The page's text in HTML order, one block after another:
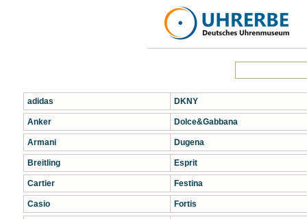
adidas
Anker
Armani
Breitling
Cartier
Casio
DKNY
Dolce&Gabbana
Dugena
Esprit
Festina
Fortis